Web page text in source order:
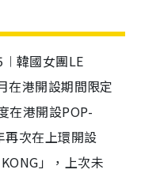
韓國女團LE
在港開設期間限定
在港開設POP-
次在上環開設
」，上次未